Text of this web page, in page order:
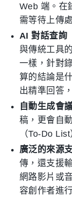
Web 端。在
需等待上傳
AI 對話查詢
與傳統工具
一樣，針對
算的結論是
出精準回答
自動生成會
稿，更會自
（To-Do
廣泛的來源
傳，還支援
網路影片或
容創作者進